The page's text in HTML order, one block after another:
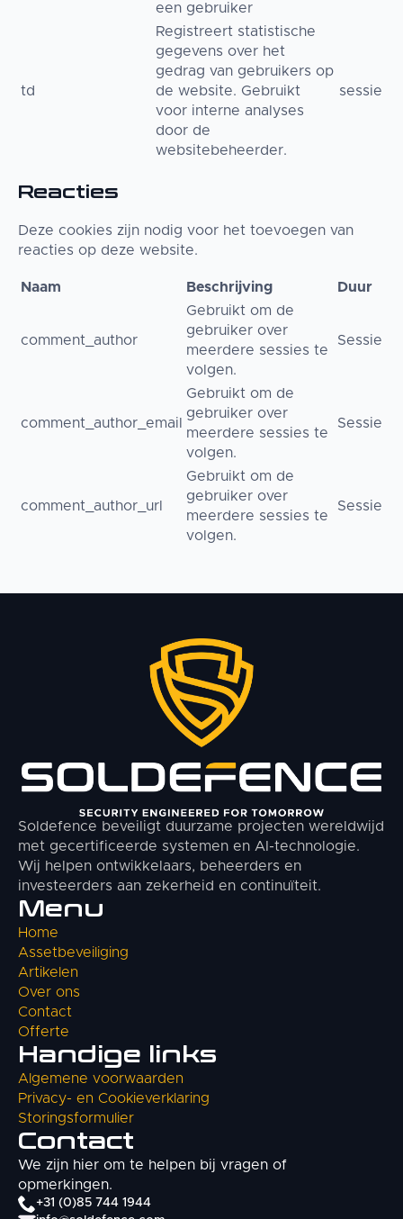
een gebruiker
td
Registreert statistische
gegevens over het
gedrag van gebruikers op
de website. Gebruikt
voor interne analyses
door de
websitebeheerder.
sessie
Reacties
Deze cookies zijn nodig voor het toevoegen van
reacties op deze website.
Naam Beschrijving Duur
comment_author
Gebruikt om de
gebruiker over
meerdere sessies te
volgen.
Sessie
comment_author_email
Gebruikt om de
gebruiker over
meerdere sessies te
volgen.
Sessie
comment_author_url
Gebruikt om de
gebruiker over
meerdere sessies te
volgen.
Sessie
Soldefence beveiligt duurzame projecten wereldwijd
met gecertificeerde systemen en AI-technologie.
Wij helpen ontwikkelaars, beheerders en
investeerders aan zekerheid en continuïteit.
Menu
Home
Assetbeveiliging
Artikelen
Over ons
Contact
Offerte
Handige links
Algemene voorwaarden
Privacy- en Cookieverklaring
Storingsformulier
Contact
We zijn hier om te helpen bij vragen of
opmerkingen.
+31 (0)85 744 1944